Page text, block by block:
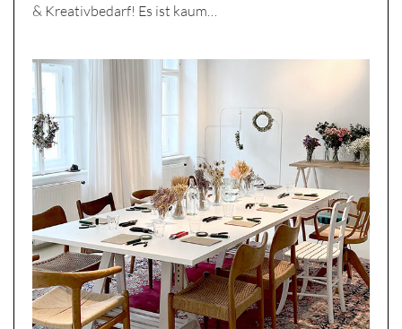
& Kreativbedarf! Es ist kaum…